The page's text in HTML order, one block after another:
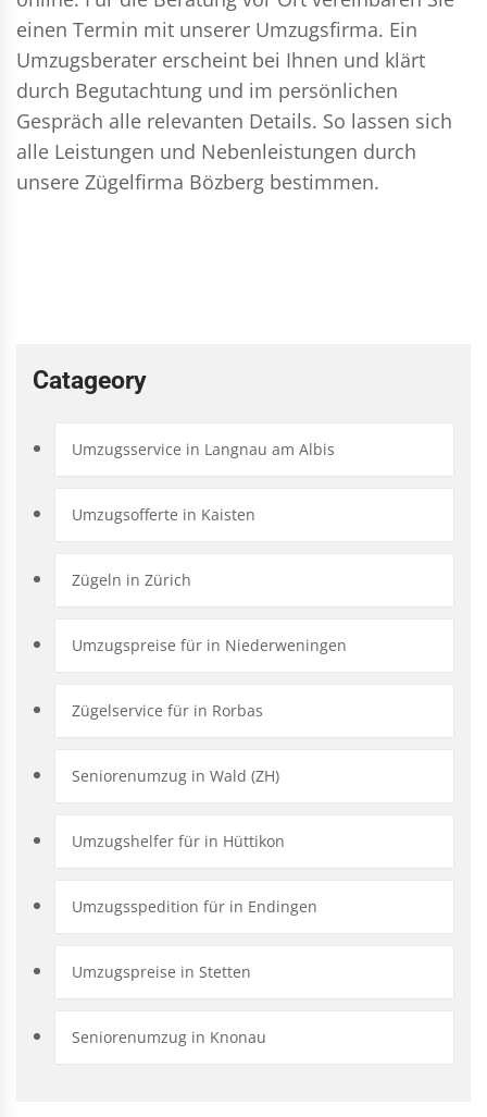
einen Termin mit unserer Umzugsfirma. Ein
Umzugsberater erscheint bei Ihnen und klärt
durch Begutachtung und im persönlichen
Gespräch alle relevanten Details. So lassen sich
alle Leistungen und Nebenleistungen durch
unsere Zügelfirma Bözberg bestimmen.
Catageory
Umzugsservice in Langnau am Albis
Umzugsofferte in Kaisten
Zügeln in Zürich
Umzugspreise für in Niederweningen
Zügelservice für in Rorbas
Seniorenumzug in Wald (ZH)
Umzugshelfer für in Hüttikon
Umzugsspedition für in Endingen
Umzugspreise in Stetten
Seniorenumzug in Knonau